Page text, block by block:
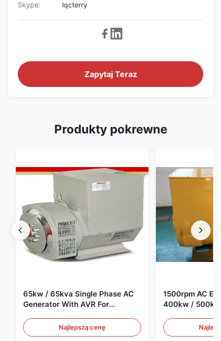
Skype:
lqcterry
Zapytaj Teraz
Produkty pokrewne
65kw / 65kva Single Phase AC
Generator With AVR For
Najlepszą cenę
1500rpm AC
400kw /